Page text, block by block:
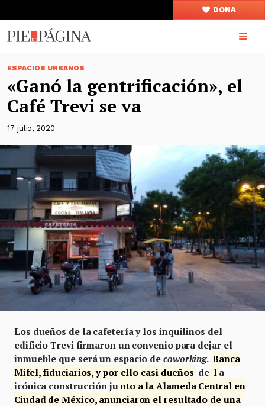
DONA
ESPACIOS URBANOS
«Ganó la gentrificación», el
Café Trevi se va
17 julio, 2020
Los dueños de la cafetería y los inquilinos del
edificio Trevi firmaron un convenio para dejar el
inmueble que será un espacio decoworking. Banca
Mifel, fiduciarios, y por ello casi dueños de l a
icónica construcción junto a la Alameda Central en
Ciudad de México, anunciaron el resultado de una